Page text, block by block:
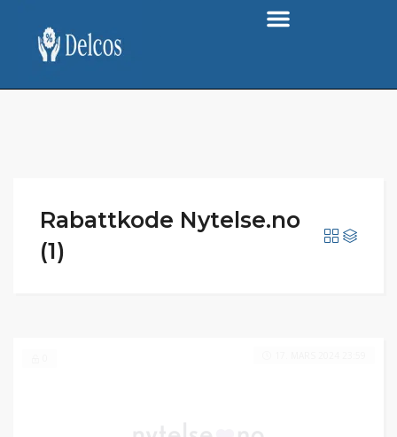
Rabattkode Nytelse.no
(1)